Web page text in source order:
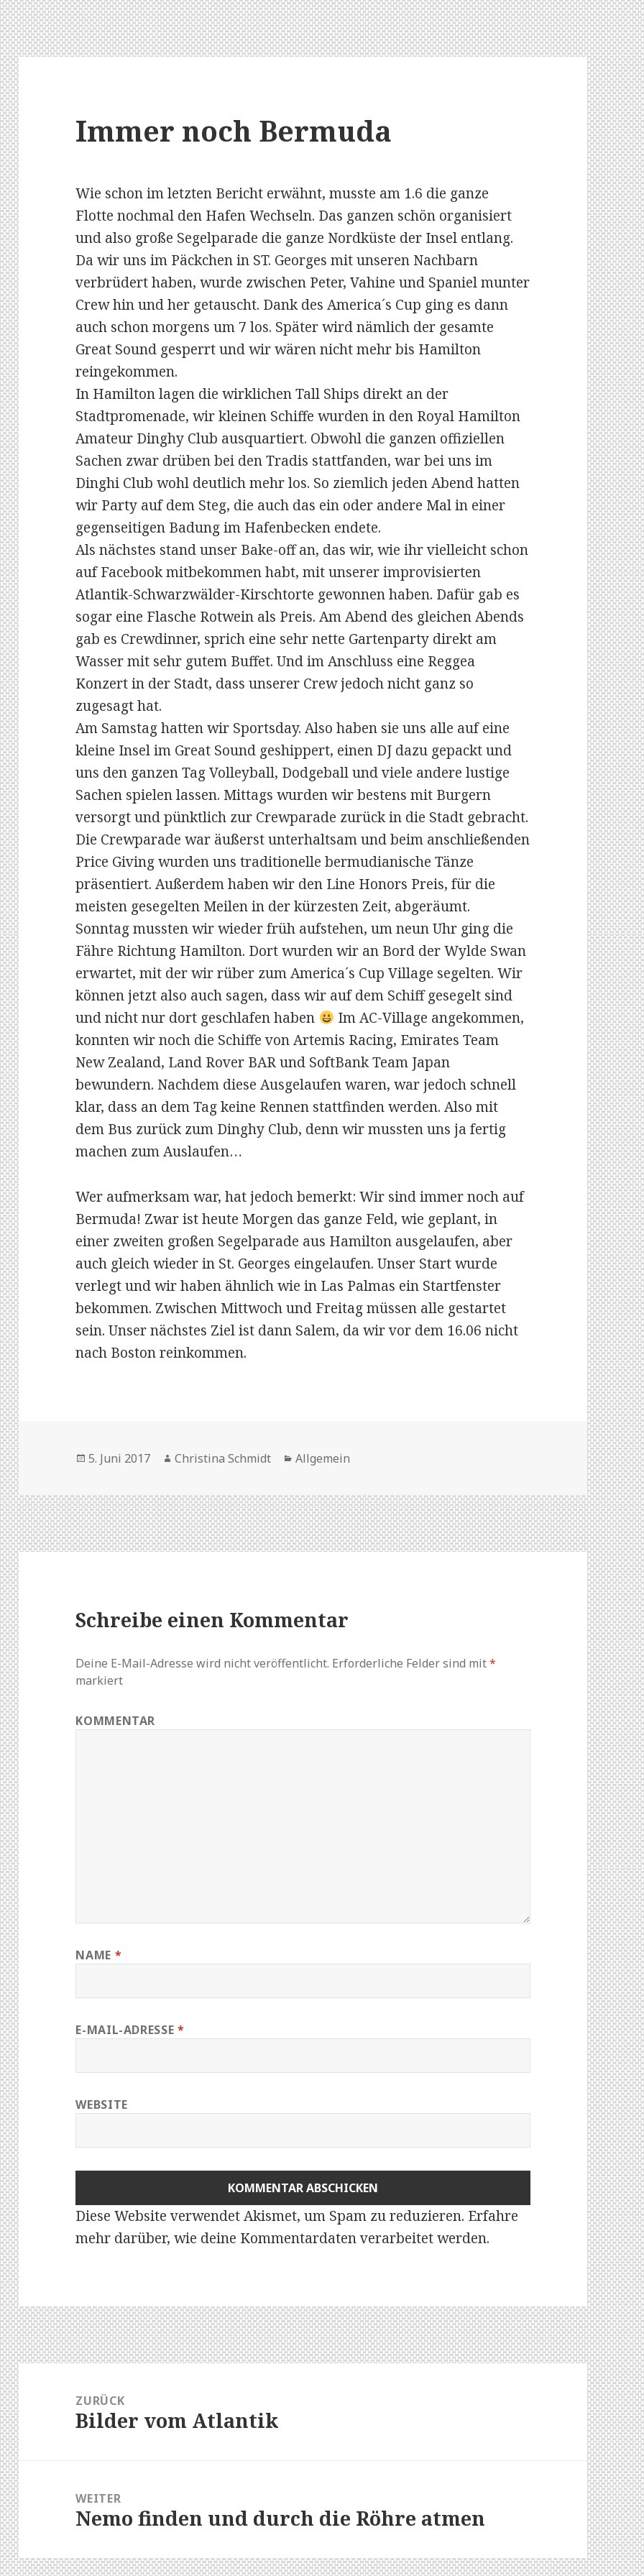
Immer noch Bermuda
Wie schon im letzten Bericht erwähnt, musste am 1.6 die ganze
Flotte nochmal den Hafen Wechseln. Das ganzen schön organisiert
und also große Segelparade die ganze Nordküste der Insel entlang.
Da wir uns im Päckchen in ST. Georges mit unseren Nachbarn
verbrüdert haben, wurde zwischen Peter, Vahine und Spaniel munter
Crew hin und her getauscht. Dank des America´s Cup ging es dann
auch schon morgens um 7 los. Später wird nämlich der gesamte
Great Sound gesperrt und wir wären nicht mehr bis Hamilton
reingekommen.
In Hamilton lagen die wirklichen Tall Ships direkt an der
Stadtpromenade, wir kleinen Schiffe wurden in den Royal Hamilton
Amateur Dinghy Club ausquartiert. Obwohl die ganzen offiziellen
Sachen zwar drüben bei den Tradis stattfanden, war bei uns im
Dinghi Club wohl deutlich mehr los. So ziemlich jeden Abend hatten
wir Party auf dem Steg, die auch das ein oder andere Mal in einer
gegenseitigen Badung im Hafenbecken endete.
Als nächstes stand unser Bake-off an, das wir, wie ihr vielleicht schon
auf Facebook mitbekommen habt, mit unserer improvisierten
Atlantik-Schwarzwälder-Kirschtorte gewonnen haben. Dafür gab es
sogar eine Flasche Rotwein als Preis. Am Abend des gleichen Abends
gab es Crewdinner, sprich eine sehr nette Gartenparty direkt am
Wasser mit sehr gutem Buffet. Und im Anschluss eine Reggea
Konzert in der Stadt, dass unserer Crew jedoch nicht ganz so
zugesagt hat.
Am Samstag hatten wir Sportsday. Also haben sie uns alle auf eine
kleine Insel im Great Sound geshippert, einen DJ dazu gepackt und
uns den ganzen Tag Volleyball, Dodgeball und viele andere lustige
Sachen spielen lassen. Mittags wurden wir bestens mit Burgern
versorgt und pünktlich zur Crewparade zurück in die Stadt gebracht.
Die Crewparade war äußerst unterhaltsam und beim anschließenden
Price Giving wurden uns traditionelle bermudianische Tänze
präsentiert. Außerdem haben wir den Line Honors Preis, für die
meisten gesegelten Meilen in der kürzesten Zeit, abgeräumt.
Sonntag mussten wir wieder früh aufstehen, um neun Uhr ging die
Fähre Richtung Hamilton. Dort wurden wir an Bord der Wylde Swan
erwartet, mit der wir rüber zum America´s Cup Village segelten. Wir
können jetzt also auch sagen, dass wir auf dem Schiff gesegelt sind
und nicht nur dort geschlafen haben
Im AC-Village angekommen,
konnten wir noch die Schiffe von Artemis Racing, Emirates Team
New Zealand, Land Rover BAR und SoftBank Team Japan
bewundern. Nachdem diese Ausgelaufen waren, war jedoch schnell
klar, dass an dem Tag keine Rennen stattfinden werden. Also mit
dem Bus zurück zum Dinghy Club, denn wir mussten uns ja fertig
machen zum Auslaufen…
Wer aufmerksam war, hat jedoch bemerkt: Wir sind immer noch auf
Bermuda! Zwar ist heute Morgen das ganze Feld, wie geplant, in
einer zweiten großen Segelparade aus Hamilton ausgelaufen, aber
auch gleich wieder in St. Georges eingelaufen. Unser Start wurde
verlegt und wir haben ähnlich wie in Las Palmas ein Startfenster
bekommen. Zwischen Mittwoch und Freitag müssen alle gestartet
sein. Unser nächstes Ziel ist dann Salem, da wir vor dem 16.06 nicht
nach Boston reinkommen.
Veröffentlicht
5. Juni 2017 Autor
Christina Schmidt Kategorien
Allgemein
Schreibe einen Kommentar
Deine E-Mail-Adresse wird nicht veröffentlicht. Erforderliche Felder sind mit*
markiert
KOMMENTAR
NAME *
E-MAIL-ADRESSE *
WEBSITE
Diese Website verwendet Akismet, um Spam zu reduzieren. Erfahre
mehr darüber, wie deine Kommentardaten verarbeitet werden.
ZURÜCK
Vorheriger
Bilder vom Atlantik
WEITER
Nächster
Nemo finden und durch die Röhre atmen